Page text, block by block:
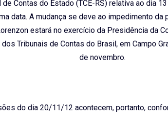
Contas do Estado (TCE-RS) relativa ao dia
data. A mudança se deve ao impedimento
estará no exercício da Presidência da
Tribunais de Contas do Brasil, em Campo
de novembro.
do dia 20/11/12 acontecem, portanto,